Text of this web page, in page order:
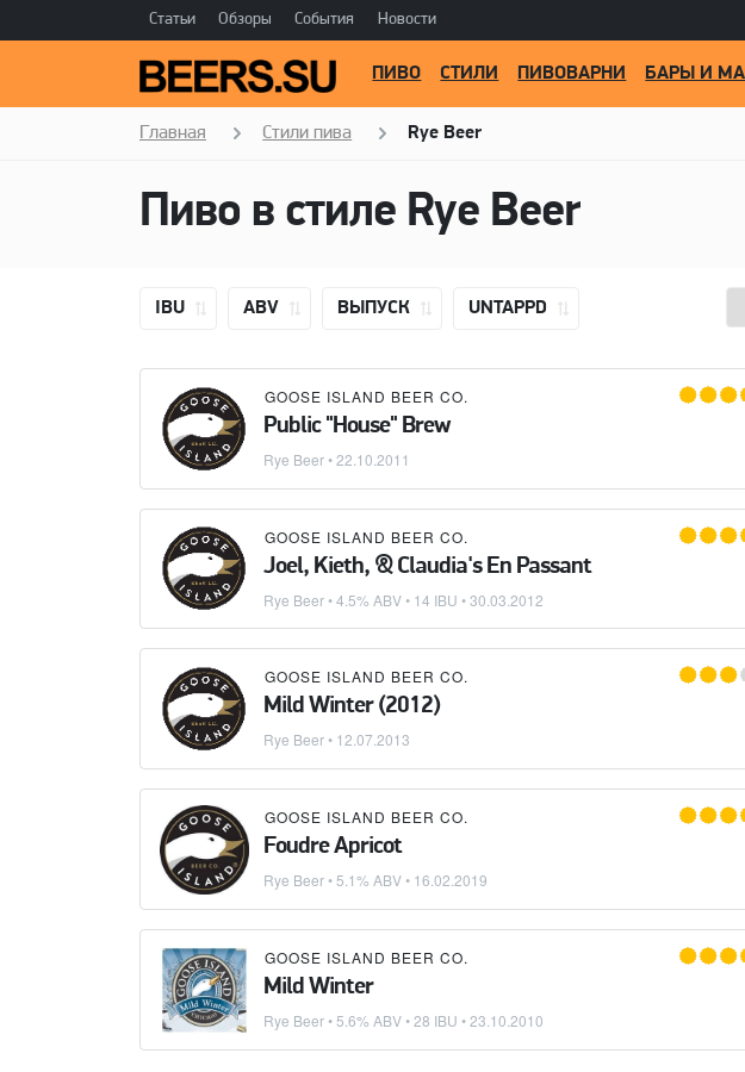
Статьи Обзоры События Новости
ПИВО СТИЛИ ПИВОВАРНИ БАРЫ И
Главная Стили пива Rye Beer
Пиво в стиле Rye Beer
IBU ABV ВЫПУСК UNTAPPD
GOOSE ISLAND BEER CO.
Public "House" Brew
Rye Beer•22.10.2011
GOOSE ISLAND BEER CO.
Joel, Kieth, & Claudia's En Passant
Rye Beer• 4.5% ABV • 14 IBU •30.03.2012
GOOSE ISLAND BEER CO.
Mild Winter (2012)
Rye Beer• 12.07.2013
GOOSE ISLAND BEER CO.
Foudre Apricot
Rye Beer• 5.1% ABV • 16.02.2019
GOOSE ISLAND BEER CO.
Mild Winter
Rye Beer• 5.6% ABV • 28 IBU •23.10.2010